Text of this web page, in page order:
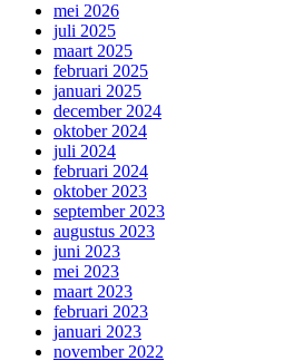
mei 2026
juli 2025
maart 2025
februari 2025
januari 2025
december 2024
oktober 2024
juli 2024
februari 2024
oktober 2023
september 2023
augustus 2023
juni 2023
mei 2023
maart 2023
februari 2023
januari 2023
november 2022